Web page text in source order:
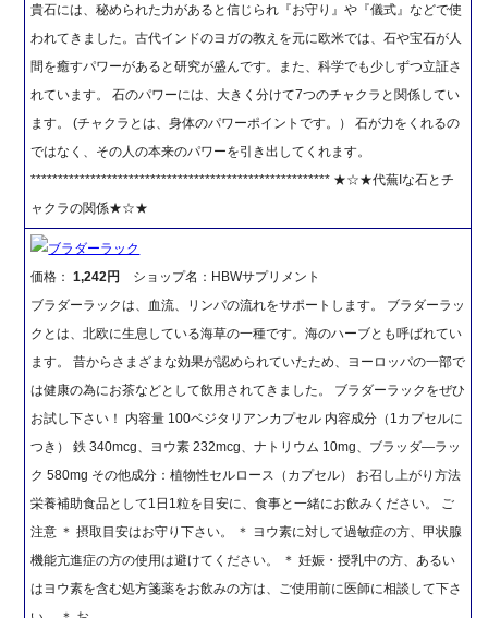
貴石には、秘められた力があると信じられ『お守り』や『儀式』などで使
われてきました。古代インドのヨガの教えを元に欧米では、石や宝石が人
間を癒すパワーがあると研究が盛んです。また、科学でも少しずつ立証さ
れています。 石のパワーには、大きく分けて7つのチャクラと関係してい
ます。 (チャクラとは、身体のパワーポイントです。） 石が力をくれるの
ではなく、その人の本来のパワーを引き出してくれます。
******************************************************* ★☆★代蕪Iな石とチ
ャクラの関係★☆★
ブラダーラック
価格：1,242円
ショップ名：HBWサプリメント
ブラダーラックは、血流、リンパの流れをサポートします。 ブラダーラッ
クとは、北欧に生息している海草の一種です。海のハーブとも呼ばれてい
ます。 昔からさまざまな効果が認められていたため、ヨーロッパの一部で
は健康の為にお茶などとして飲用されてきました。 ブラダーラックをぜひ
お試し下さい！ 内容量 100ベジタリアンカプセル 内容成分（1カプセルに
つき） 鉄 340mcg、ヨウ素 232mcg、ナトリウム 10mg、ブラッダ―ラッ
ク 580mg その他成分：植物性セルロース（カプセル） お召し上がり方法
栄養補助食品として1日1粒を目安に、食事と一緒にお飲みください。 ご
注意 ＊ 摂取目安はお守り下さい。 ＊ ヨウ素に対して過敏症の方、甲状腺
機能亢進症の方の使用は避けてください。 ＊ 妊娠・授乳中の方、あるい
はヨウ素を含む処方箋薬をお飲みの方は、ご使用前に医師に相談して下さ